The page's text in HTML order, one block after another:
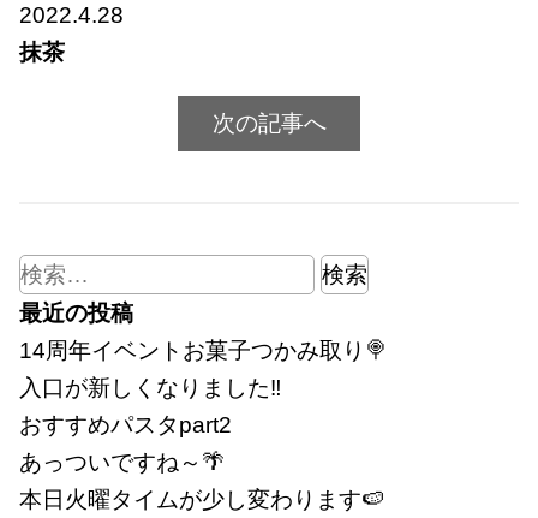
2022.4.28
抹茶
次の記事へ
検
索:
最近の投稿
14周年イベントお菓子つかみ取り🍭
入口が新しくなりました‼
おすすめパスタpart2
あっついですね～🌴
本日火曜タイムが少し変わります🍉